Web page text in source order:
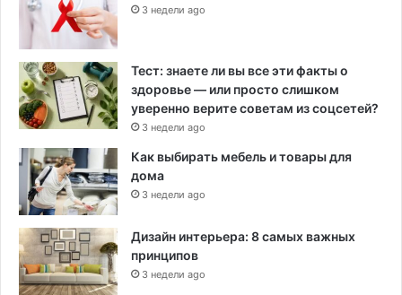
3 недели ago
Тест: знаете ли вы все эти факты о
здоровье — или просто слишком
уверенно верите советам из соцсетей?
3 недели ago
Как выбирать мебель и товары для
дома
3 недели ago
Дизайн интерьера: 8 самых важных
принципов
3 недели ago